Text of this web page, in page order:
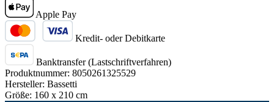
Apple Pay
Kredit- oder Debitkarte
Banktransfer (Lastschriftverfahren)
Produktnummer: 8050261325529
Hersteller: Bassetti
Größe: 160 x 210 cm